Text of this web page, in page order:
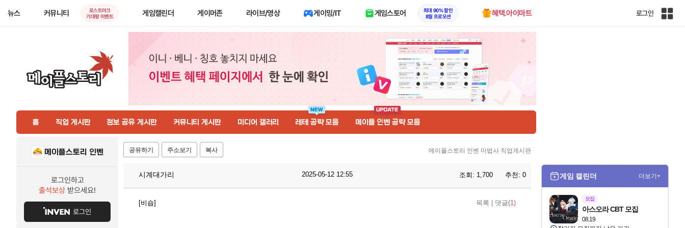
뉴스 커뮤니티
로스트아크
기대평 이벤트
게임캘린더 게이머존 라이브/영상 게이밍/IT 게임스토어
최대 90% 할인
8월 프로모션
혜택.아이마트 로그인
인
홈 직업 게시판 정보 공유 게시판 커뮤니티 게시판 미디어 갤러리 레테 공략 모음 메이플 인벤 공략 모음
메이플스토리 인벤
로그인하고
출석보상 받으세요!
로그인
공유하기 주소보기 복사 메이플스토리 인벤 마법사 직업게시판
시계대가리 2025-05-12 12:55 조회: 1,700 추천: 0
[비숍] 목록 댓글(1)
게임 캘린더 더보기+
모집
08.19
아스오라 CBT 모집